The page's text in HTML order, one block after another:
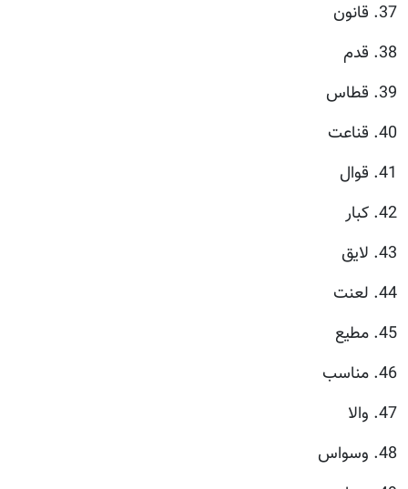
37. قانون
38. قدم
39. قطاس
40. قناعت
41. قوال
42. كبار
43. لايق
44. لعنت
45. مطيع
46. مناسب
47. والا
48. وسواس